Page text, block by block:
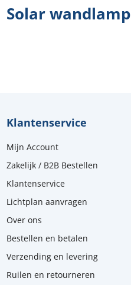
Solar wandlamp
Klantenservice
Mijn Account
Zakelijk / B2B Bestellen
Klantenservice
Lichtplan aanvragen
Over ons
Bestellen en betalen
Verzending en levering
Ruilen en retourneren